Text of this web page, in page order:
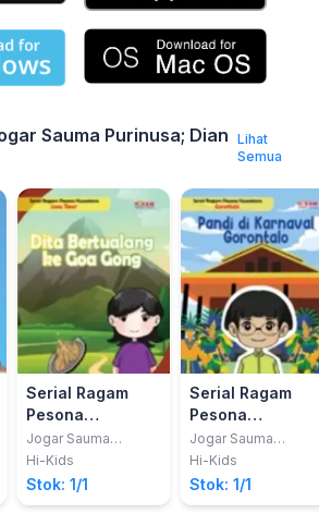
Sauma Purinusa; Dian Lihat
Semua
Serial Ragam
Pesona
Nusantara Jawa
Timur: Dita
Bertualang ke
Goa Gong
Jogar Sauma
Purinusa; Dian
Hi-Kids
Stok: 1/1
Serial Ragam
Pesona
Nusantara
Gorontalo: Pandi
di Karnaval
Gorontalo
Jogar Sauma
Purinusa; Dian
Hi-Kids
Stok: 1/1